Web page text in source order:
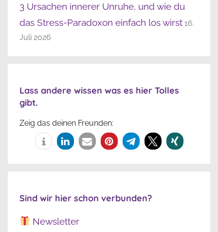
3 Ursachen innerer Unruhe, und wie du
das Stress-Paradoxon einfach los wirst 16.
Juli 2026
Lass andere wissen was es hier Tolles
gibt.
Zeig das deinen Freunden:
Sind wir hier schon verbunden?
Newsletter